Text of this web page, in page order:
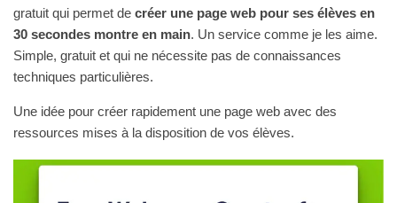
gratuit qui permet de créer une page web pour ses élèves en
30 secondes montre en main. Un service comme je les aime.
Simple, gratuit et qui ne nécessite pas de connaissances
techniques particulières.
Une idée pour créer rapidement une page web avec des
ressources mises à la disposition de vos élèves.